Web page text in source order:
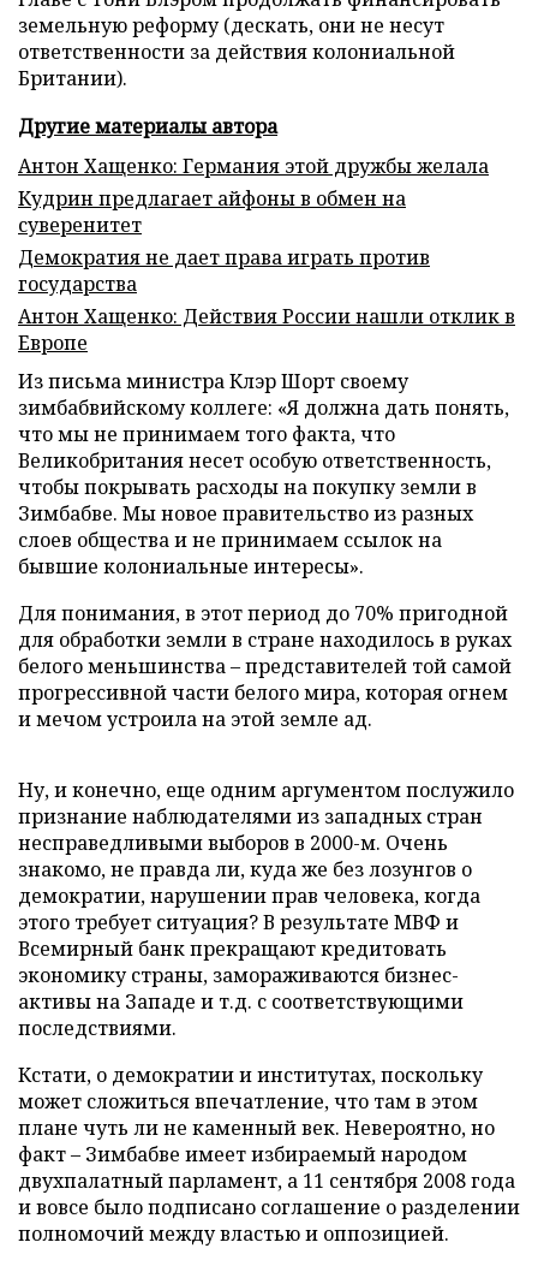
земельную реформу (дескать, они не несут
ответственности за действия колониальной
Британии).
Другие материалы автора
Антон Хащенко: Германия этой дружбы желала
Кудрин предлагает айфоны в обмен на
суверенитет
Демократия не дает права играть против
государства
Антон Хащенко: Действия России нашли отклик в
Европе
Из письма министра Клэр Шорт своему
зимбабвийскому коллеге: «Я должна дать понять,
что мы не принимаем того факта, что
Великобритания несет особую ответственность,
чтобы покрывать расходы на покупку земли в
Зимбабве. Мы новое правительство из разных
слоев общества и не принимаем ссылок на
бывшие колониальные интересы».
Для понимания, в этот период до 70% пригодной
для обработки земли в стране находилось в руках
белого меньшинства – представителей той самой
прогрессивной части белого мира, которая огнем
и мечом устроила на этой земле ад.
Ну, и конечно, еще одним аргументом послужило
признание наблюдателями из западных стран
несправедливыми выборов в 2000-м. Очень
знакомо, не правда ли, куда же без лозунгов о
демократии, нарушении прав человека, когда
этого требует ситуация? В результате МВФ и
Всемирный банк прекращают кредитовать
экономику страны, замораживаются бизнес-
активы на Западе и т.д. с соответствующими
последствиями.
Кстати, о демократии и институтах, поскольку
может сложиться впечатление, что там в этом
плане чуть ли не каменный век. Невероятно, но
факт – Зимбабве имеет избираемый народом
двухпалатный парламент, а 11 сентября 2008 года
и вовсе было подписано соглашение о разделении
полномочий между властью и оппозицией.